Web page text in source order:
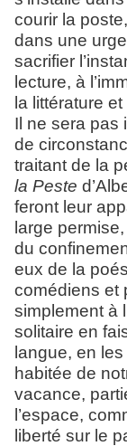
courir la
dans une
sacrifier
lecture, à
la littérature
Il ne sera pas
de
traitant de la
la Peste
feront leur
large
du
eux de la
comédiens et
simplement à
solitaire en
langue, en
habitée de
vacance,
l’espace,
liberté sur le